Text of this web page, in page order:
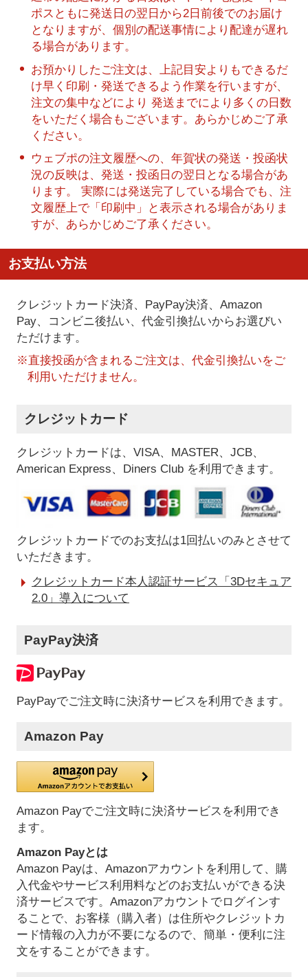
ポスともに発送日の翌日から2日前後でのお届け
となりますが、個別の配送事情により配達が遅れ
る場合があります。
お預かりしたご注文は、上記目安よりもできるだ
け早く印刷・発送できるよう作業を行いますが、
注文の集中などにより 発送までにより多くの日数
をいただく場合もございます。あらかじめご了承
ください。
ウェブポの注文履歴への、年賀状の発送・投函状
況の反映は、発送・投函日の翌日となる場合があ
ります。 実際には発送完了している場合でも、注
文履歴上で「印刷中」と表示される場合がありま
すが、あらかじめご了承ください。
お支払い方法
クレジットカード決済、PayPay決済、Amazon
Pay、コンビニ後払い、代金引換払いからお選びい
ただけます。
※直接投函が含まれるご注文は、代金引換払いをご
利用いただけません。
クレジットカード
クレジットカードは、VISA、MASTER、JCB、
American Express、Diners Club を利用できます。
クレジットカードでのお支払は1回払いのみとさせて
いただきます。
クレジットカード本人認証サービス「3Dセキュア
2.0」導入について
PayPay決済
PayPayでご注文時に決済サービスを利用できます。
Amazon Pay
Amazon Payでご注文時に決済サービスを利用でき
ます。
Amazon Payとは
Amazon Payは、Amazonアカウントを利用して、購
入代金やサービス利用料などのお支払いができる決
済サービスです。Amazonアカウントでログインす
ることで、お客様（購入者）は住所やクレジットカ
ード情報の入力が不要になるので、簡単・便利に注
文をすることができます。